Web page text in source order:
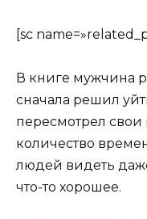
[sc
В книге мужчина
сначала решил
пересмотрел свои
количество
людей видеть
что-то хорошее.